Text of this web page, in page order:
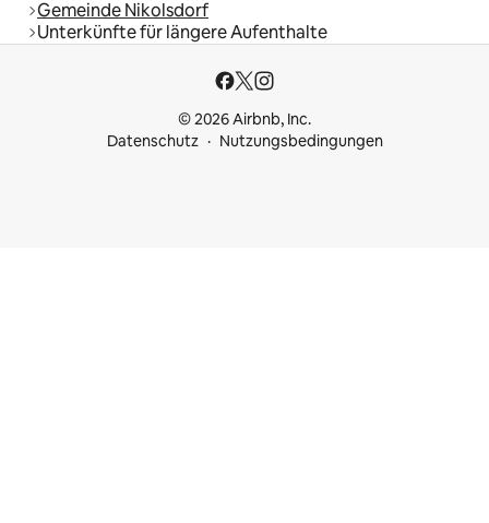
Gemeinde Nikolsdorf
Unterkünfte für längere Aufenthalte
© 2026 Airbnb, Inc.
Datenschutz
Nutzungsbedingungen